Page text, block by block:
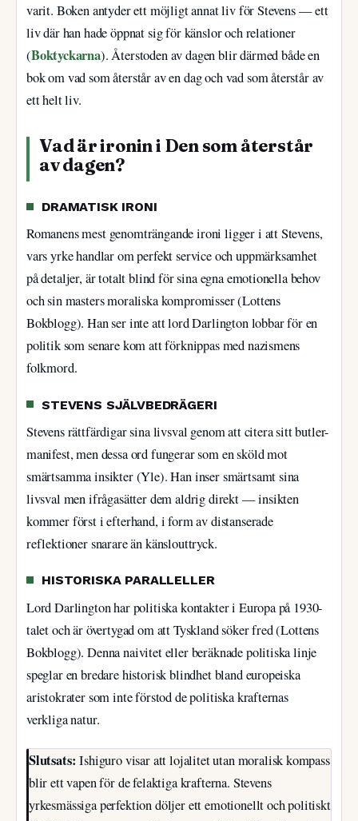
varit. Boken antyder ett möjligt annat liv för Stevens — ett
liv där han hade öppnat sig för känslor och relationer
(Boktyckarna). Återstoden av dagen blir därmed både en
bok om vad som återstår av en dag och vad som återstår av
ett helt liv.
Vad är ironin i Den som återstår
av dagen?
DRAMATISK IRONI
Romanens mest genomträngande ironi ligger i att Stevens,
vars yrke handlar om perfekt service och uppmärksamhet
på detaljer, är totalt blind för sina egna emotionella behov
och sin masters moraliska kompromisser (Lottens
Bokblogg). Han ser inte att lord Darlington lobbar för en
politik som senare kom att förknippas med nazismens
folkmord.
STEVENS SJÄLVBEDRÄGERI
Stevens rättfärdigar sina livsval genom att citera sitt butler-
manifest, men dessa ord fungerar som en sköld mot
smärtsamma insikter (Yle). Han inser smärtsamt sina
livsval men ifrågasätter dem aldrig direkt — insikten
kommer först i efterhand, i form av distanserade
reflektioner snarare än känslouttryck.
HISTORISKA PARALLELLER
Lord Darlington har politiska kontakter i Europa på 1930-
talet och är övertygad om att Tyskland söker fred (Lottens
Bokblogg). Denna naivitet eller beräknade politiska linje
speglar en bredare historisk blindhet bland europeiska
aristokrater som inte förstod de politiska krafternas
verkliga natur.
Slutsats: Ishiguro visar att lojalitet utan moralisk kompass
blir ett vapen för de felaktiga krafterna. Stevens
yrkesmässiga perfektion döljer ett emotionellt och politiskt